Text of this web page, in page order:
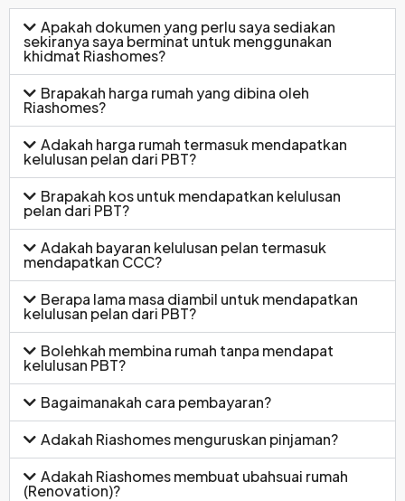
Apakah dokumen yang perlu saya sediakan
sekiranya saya berminat untuk menggunakan
khidmat Riashomes?
Brapakah harga rumah yang dibina oleh
Riashomes?
Adakah harga rumah termasuk mendapatkan
kelulusan pelan dari PBT?
Brapakah kos untuk mendapatkan kelulusan
pelan dari PBT?
Adakah bayaran kelulusan pelan termasuk
mendapatkan CCC?
Berapa lama masa diambil untuk mendapatkan
kelulusan pelan dari PBT?
Bolehkah membina rumah tanpa mendapat
kelulusan PBT?
Bagaimanakah cara pembayaran?
Adakah Riashomes menguruskan pinjaman?
Adakah Riashomes membuat ubahsuai rumah
(Renovation)?